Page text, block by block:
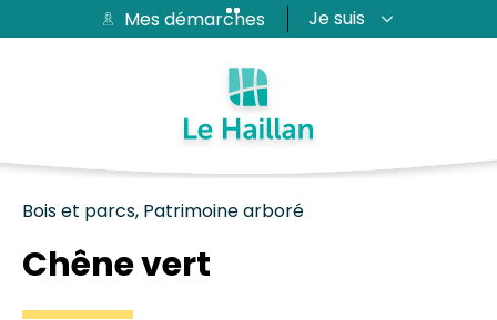
Aide et accessibilité
Passer au menu
Passer au contenuMes démarches Je suis
Bois et parcs, Patrimoine arboré
Chêne vert